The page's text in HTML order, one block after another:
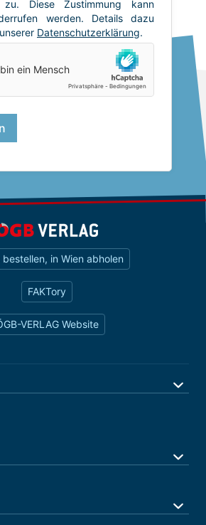
bestellen, in Wien abholen
FAKTory
VERLAG Website